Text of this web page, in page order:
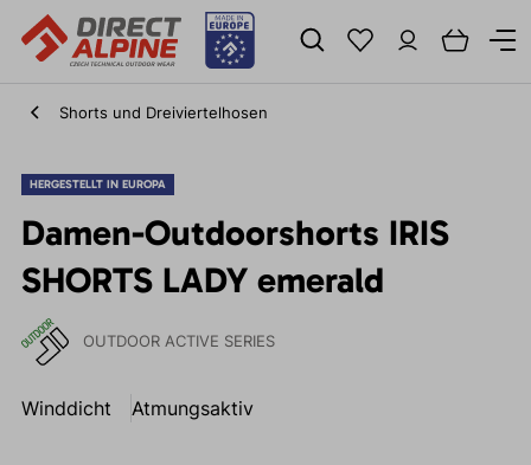
Shorts und Dreiviertelhosen
HERGESTELLT IN EUROPA
Damen-Outdoorshorts IRIS
SHORTS LADY emerald
OUTDOOR ACTIVE SERIES
Winddicht Atmungsaktiv